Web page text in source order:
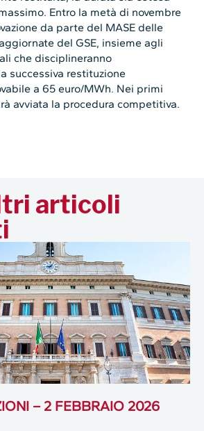
Entro la metà di novembre
da parte del MASE delle
del GSE, insieme agli
che disciplineranno
successiva restituzione
a 65 euro/MWh. Nei primi
avviata la procedura competitiva.
articoli
– 2 FEBBRAIO 2026